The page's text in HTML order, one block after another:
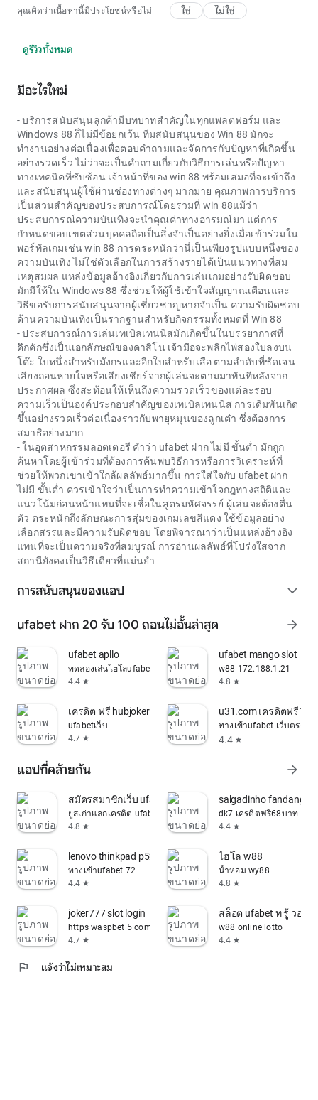
คุณคิดว่าเนื้อหานี้มีประโยชน์หรือไม่ ใช่ ไม่ใช่
ดูรีวิวทั้งหมด
มีอะไรใหม่
- บริการสนับสนุนลูกค้ามีบทบาทสำคัญในทุกแพลตฟอร์ม และ
Windows 88 ก็ไม่มีข้อยกเว้น ทีมสนับสนุนของ Win 88 มักจะ
ทำงานอย่างต่อเนื่องเพื่อตอบคำถามและจัดการกับปัญหาที่เกิดขึ้น
อย่างรวดเร็ว ไม่ว่าจะเป็นคำถามเกี่ยวกับวิธีการเล่นหรือปัญหา
ทางเทคนิคที่ซับซ้อน เจ้าหน้าที่ของ win 88 พร้อมเสมอที่จะเข้าถึง
และสนับสนุนผู้ใช้ผ่านช่องทางต่างๆ มากมาย คุณภาพการบริการ
เป็นส่วนสำคัญของประสบการณ์โดยรวมที่ win 88แม้ว่า
ประสบการณ์ความบันเทิงจะนำคุณค่าทางอารมณ์มา แต่การ
กำหนดขอบเขตส่วนบุคคลถือเป็นสิ่งจำเป็นอย่างยิ่งเมื่อเข้าร่วมใน
พอร์ทัลเกมเช่น win 88 การตระหนักว่านี่เป็นเพียงรูปแบบหนึ่งของ
ความบันเทิง ไม่ใช่ตัวเลือกในการสร้างรายได้เป็นแนวทางที่สม
เหตุสมผล แหล่งข้อมูลอ้างอิงเกี่ยวกับการเล่นเกมอย่างรับผิดชอบ
มักมีให้ใน Windows 88 ซึ่งช่วยให้ผู้ใช้เข้าใจสัญญาณเตือนและ
วิธีขอรับการสนับสนุนจากผู้เชี่ยวชาญหากจำเป็น ความรับผิดชอบ
ด้านความบันเทิงเป็นรากฐานสำหรับกิจกรรมทั้งหมดที่ Win 88
- ประสบการณ์การเล่นเทเบิลเทนนิสมักเกิดขึ้นในบรรยากาศที่
คึกคักซึ่งเป็นเอกลักษณ์ของคาสิโน เจ้ามือจะพลิกไพ่สองใบลงบน
โต๊ะ ใบหนึ่งสำหรับมังกรและอีกใบสำหรับเสือ ตามลำดับที่ชัดเจน
เสียงถอนหายใจหรือเสียงเชียร์จากผู้เล่นจะตามมาทันทีหลังจาก
ประกาศผล ซึ่งสะท้อนให้เห็นถึงความรวดเร็วของแต่ละรอบ
ความเร็วเป็นองค์ประกอบสำคัญของเทเบิลเทนนิส การเดิมพันเกิด
ขึ้นอย่างรวดเร็วต่อเนื่องราวกับพายุหมุนของลูกเต๋า ซึ่งต้องการ
สมาธิอย่างมาก
- ในอุตสาหกรรมลอตเตอรี คำว่า ufabet ฝาก ไม่มี ขั้นต่ำ มักถูก
ค้นหาโดยผู้เข้าร่วมที่ต้องการค้นพบวิธีการหรือการวิเคราะห์ที่
ช่วยให้พวกเขาเข้าใกล้ผลลัพธ์มากขึ้น การใส่ใจกับ ufabet ฝาก
ไม่มี ขั้นต่ำ ควรเข้าใจว่าเป็นการทำความเข้าใจกฎทางสถิติและ
แนวโน้มก่อนหน้าแทนที่จะเชื่อในสูตรมหัศจรรย์ ผู้เล่นจะต้องตื่น
ตัว ตระหนักถึงลักษณะการสุ่มของเกมเลขสีแดง ใช้ข้อมูลอย่าง
เลือกสรรและมีความรับผิดชอบ โดยพิจารณาว่าเป็นแหล่งอ้างอิง
แทนที่จะเป็นความจริงที่สมบูรณ์ การอ่านผลลัพธ์ที่โปร่งใสจาก
สถานียังคงเป็นวิธีเดียวที่แม่นยำ
การสนับสนุนของแอป expand_more
ufabet ฝาก 20 รับ 100 ถอนไม่อั้นล่าสุด arrow_forward
ufabet apllo
ทดลองเล่นไฮโลufabet
4.4 star
ufabet mango slot
w88 172.188.1.21
4.8 star
เครดิต ฟรี hubjoker888
ufabetเว็บ
4.7 star
u31.com เครดิตฟรี188
ทางเข้าufabet เว็บตรง
4.4 star
แอปที่คล้ายกัน arrow_forward
สมัครสมาชิกเว็บ ufabet
ยูสเก่าแลกเครดิต ufabet
4.8 star
salgadinho fandangos
dk7 เครดิตฟรี68บาท
4.4 star
lenovo thinkpad p52 docking station
ทางเข้าufabet 72
4.4 star
ไฮโล w88
น้ำหอม wy88
4.8 star
joker777 slot login
https waspbet 5 com
4.7 star
สล็อต ufabet ท รู้ วอ ล
w88 online lotto
4.4 star
flag แจ้งว่าไม่เหมาะสม